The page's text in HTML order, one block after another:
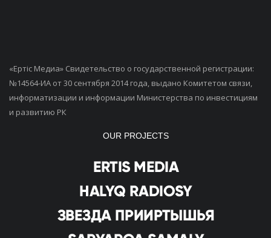
«Ертiс Медиа» Свидетельство о государственной регистрации:
№14564-ИА от 30 сентября 2014 года, выдано Комитетом связи,
информатизации и информации Министерства по инвестициям
и развитию РК
OUR PROJECTS